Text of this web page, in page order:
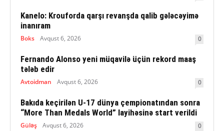
Kanelo: Krouforda qarşı revanşda qalib gələcəyimə
inanıram
Boks Avqust 6, 2026 0
Fernando Alonso yeni müqavilə üçün rekord maaş
tələb edir
Avtoidman Avqust 6, 2026 0
Bakıda keçirilən U-17 dünya çempionatından sonra
“More Than Medals World” layihəsinə start verildi
Güləş Avqust 6, 2026 0